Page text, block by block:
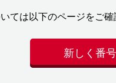
ては以下のページをご確
新しく番